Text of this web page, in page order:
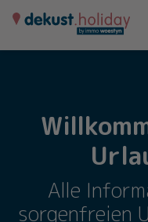
Alle
sorgenfreien